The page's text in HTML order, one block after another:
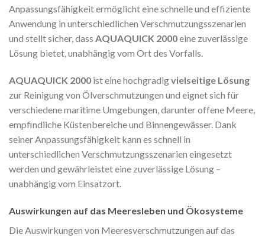
Anpassungsfähigkeit ermöglicht eine schnelle und effiziente
Anwendung in unterschiedlichen Verschmutzungsszenarien
und stellt sicher, dass AQUAQUICK 2000eine zuverlässige
Lösung bietet, unabhängig vom Ort des Vorfalls.
AQUAQUICK 2000 ist eine hochgradigvielseitige Lösung
zur Reinigung von Ölverschmutzungen und eignet sich für
verschiedene maritime Umgebungen, darunter offene Meere,
empfindliche Küstenbereiche und Binnengewässer. Dank
seiner Anpassungsfähigkeit kann es schnell in
unterschiedlichen Verschmutzungsszenarien eingesetzt
werden und gewährleistet eine zuverlässige Lösung –
unabhängig vom Einsatzort.
Auswirkungen auf das Meeresleben und Ökosysteme
Die Auswirkungen von Meeresverschmutzungen auf das